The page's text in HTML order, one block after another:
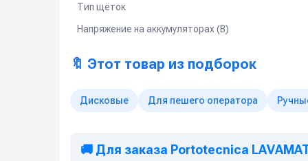
Тип щёток
Напряжение на аккумуляторах (В)
🔖 Этот товар из подборок
Дисковые Для пешего оператора
🚚 Для заказа Portotecnica